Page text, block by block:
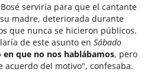
serviría para que el cantante
madre, deteriorada durante
que nunca se hicieron públicos.
de este asunto en Sábado
que no nos hablábamos, pero
acuerdo del motivo", confesaba.